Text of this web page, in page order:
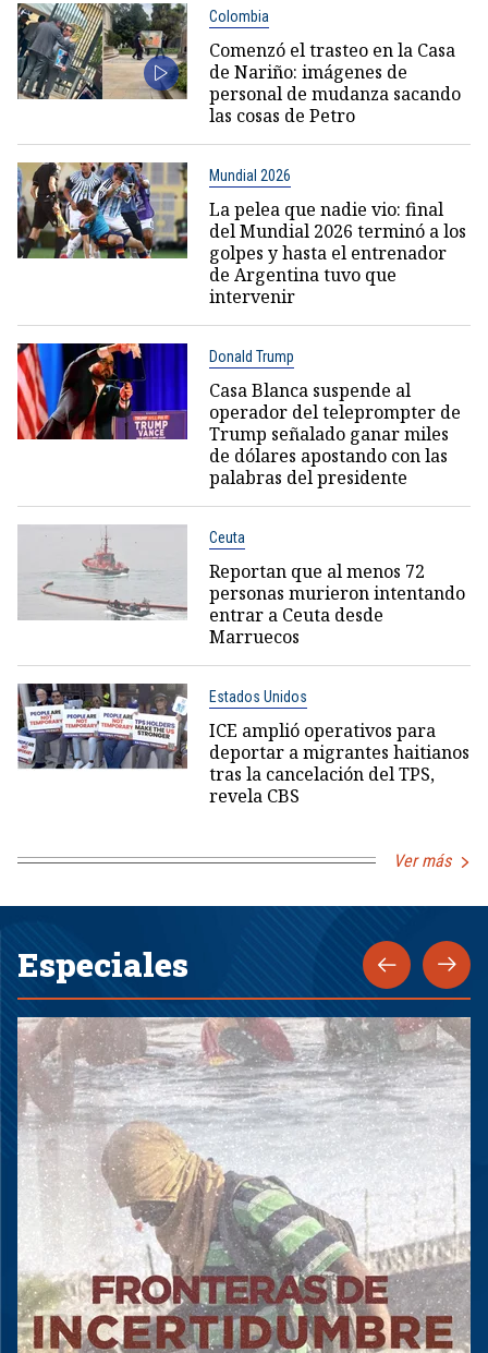
Colombia
Comenzó el trasteo en la Casa
de Nariño: imágenes de
personal de mudanza sacando
las cosas de Petro
Mundial 2026
La pelea que nadie vio: final
del Mundial 2026 terminó a los
golpes y hasta el entrenador
de Argentina tuvo que
intervenir
Donald Trump
Casa Blanca suspende al
operador del teleprompter de
Trump señalado ganar miles
de dólares apostando con las
palabras del presidente
Ceuta
Reportan que al menos 72
personas murieron intentando
entrar a Ceuta desde
Marruecos
Estados Unidos
ICE amplió operativos para
deportar a migrantes haitianos
tras la cancelación del TPS,
revela CBS
Ver más
Especiales